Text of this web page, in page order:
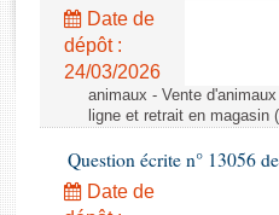
Rapports législatifs
Rapports sur l'application des
Baromètre de l’application des
Dossiers législatifs
Budget et sécurité sociale
Date de
dépôt :
24/03/2026
animaux - Vente
ligne et retrait en
Question écrite n° 13056
Date de